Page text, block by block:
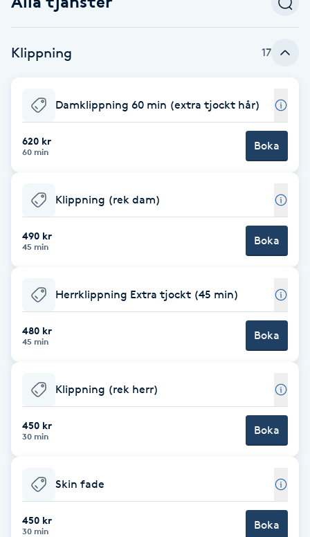
Babylights
Balayage
Bambumassage
Barber
BIAB
Bottenfärg
Brynformning
Bröllopsuppsättning
Celluliter
Klippning 17
Damklippning 60 min (extra tjockt hår)
620 kr
60 min Boka
Klippning (rek dam)
490 kr
45 min Boka
Herrklippning Extra tjockt (45 min)
480 kr
45 min Boka
Klippning (rek herr)
450 kr
30 min Boka
Skin fade
450 kr
30 min Boka